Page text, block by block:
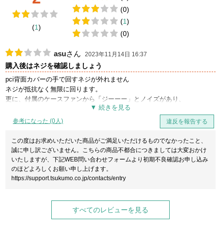
(1)
(0)
(1)
(0)
asuさん 2023年11月14日 16:37
購入後はネジを確認しましょう
pci背面カバーの手で回すネジが外れません
ネジが抵抗なく無限に回ります。
更に、付属のケースファンから「ジーーー」とノイズがあり、
しかし、ケースのデザインはとても良いと思います
初期不良の問い合わせをすると迅速に対応してくださり、
数日で新しい商品が届きました。ありがとうございます。
ところが、初期不良と同じ箇所のネジが金属がちぎれる一歩手前まで固
く締めており、金属が大きく変形していました。
また、強化ガラスに貼ってあるフィルムが傷ついて破れていたり、
しかし、新しく届いた商品のケースファンからは、変なノイズは、無
く、静かです。また、相変わらずケースのデザインはとても良いので購
参考になった (0人) 違反を報告する
この度はお求めいただいた商品がご満足いただけるものでなかったこと、
誠に申し訳ございません。こちらの商品不都合につきましては大変おかけ
いたしますが、下記WEB問い合わせフォームより初期不良確認お申し込み
のほどよろしくお願い申し上げます。
https://support.tsukumo.co.jp/contacts/entry
すべてのレビューを見る